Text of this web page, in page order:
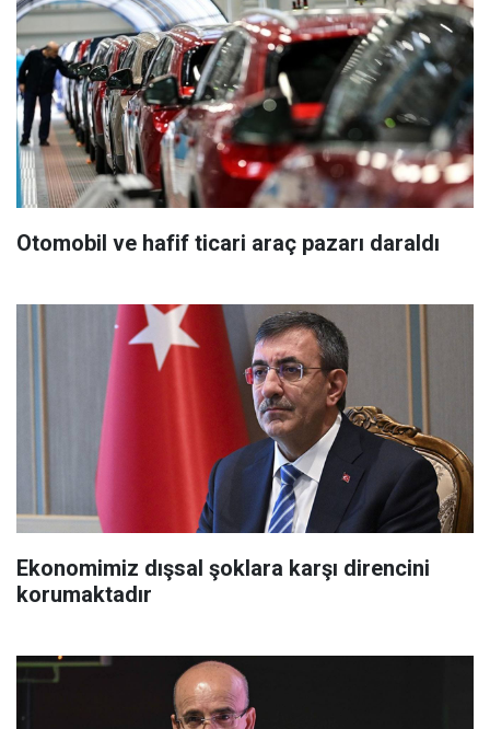
Otomobil ve hafif ticari araç pazarı daraldı
Ekonomimiz dışsal şoklara karşı direncini
korumaktadır